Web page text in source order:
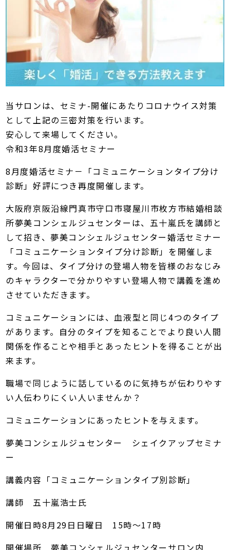
当サロンは、セミナ-開催にあたりコロナウイス対策
として上記の三密対策を行います。
安心して来場してください。
令和3年8月度婚活セミナー
8月度婚活セミナ－「コミュニケーションタイプ分け
診断」好評につき再度開催します。
大阪府京阪沿線門真市守口市寝屋川市枚方市結婚相談
所夢美コンシェルジュセンターは、五十嵐氏を講師と
して招き、夢美コンシェルジュセンター婚活セミナー
「コミュニケーションタイプ分け診断」を開催しま
す。今回は、タイプ分けの登場人物を皆様のおなじみ
のキャラクターで分かりやすい登場人物で講義を進め
させていただきます。
コミュニケーションには、血液型と同じ4つのタイプ
があります。自分のタイプを知ることでより良い人間
関係を作ることや相手とあったヒントを得ることが出
来ます。
職場で同じように話しているのに気持ちが伝わりやす
い人伝わりにくい人いませんか？
コミュニケーションにあったヒントを与えます。
夢美コンシェルジュセンター シェイクアップセミナ
ー
講義内容「コミュニケーションタイプ別診断」
講師 五十嵐浩士氏
開催日時8月29日日曜日 15時～17時